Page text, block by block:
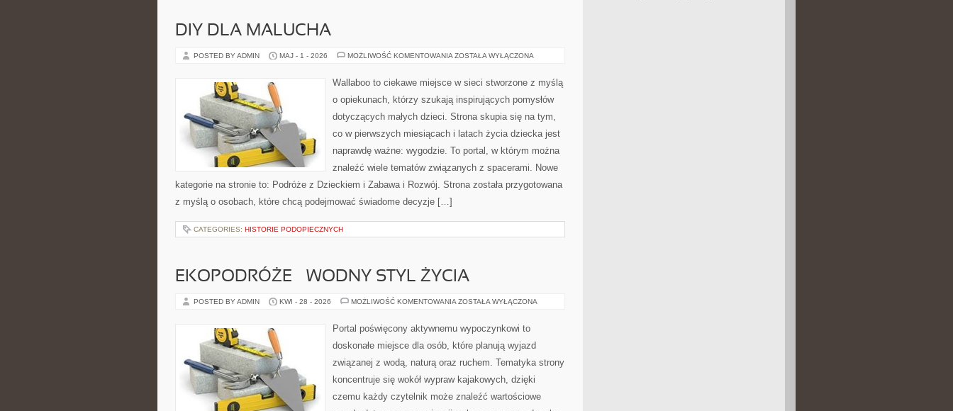
DIY DLA MALUCHA
POSTED BY ADMIN MAJ - 1 - 2026 MOŻLIWOŚĆ KOMENTOWANIA DIY
ZOSTAŁA WYŁĄCZONA
Wallaboo to ciekawe miejsce w sieci stworzone z myślą
o opiekunach, którzy szukają inspirujących pomysłów
dotyczących małych dzieci. Strona skupia się na tym,
co w pierwszych miesiącach i latach życia dziecka jest
naprawdę ważne: wygodzie. To portal, w którym można
znaleźć wiele tematów związanych z spacerami. Nowe
kategorie na stronie to: Podróże z Dzieckiem i Zabawa i Rozwój. Strona została przygotowana
z myślą o osobach, które chcą podejmować świadome decyzje […]
CATEGORIES: HISTORIE PODOPIECZNYCH
EKOPODRÓŻE – WODNY STYL ŻYCIA
POSTED BY ADMIN KWI - 28 - 2026 MOŻLIWOŚĆ KOMENTOWANIA EKOPODRÓŻE
ŻYCIA
ZOSTAŁA WYŁĄCZONA
Portal poświęcony aktywnemu wypoczynkowi to
doskonałe miejsce dla osób, które planują wyjazd
związanej z wodą, naturą oraz ruchem. Tematyka strony
koncentruje się wokół wypraw kajakowych, dzięki
czemu każdy czytelnik może znaleźć wartościowe